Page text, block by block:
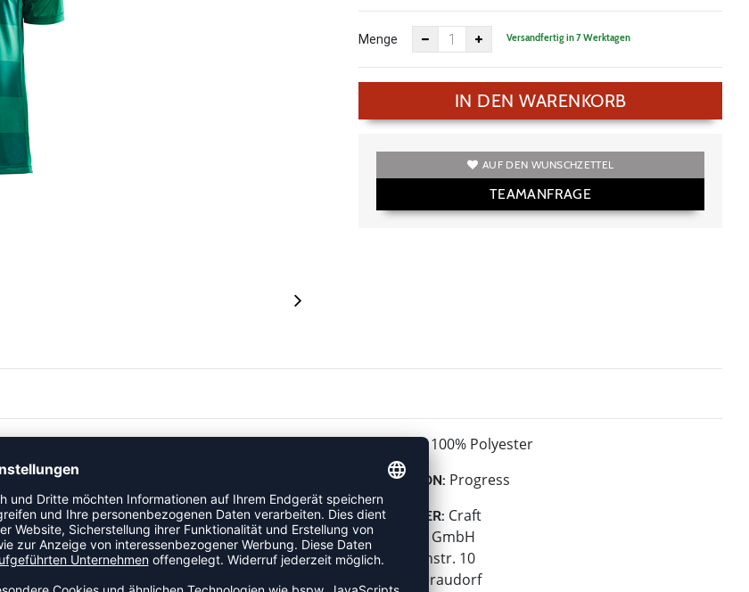
Menge Versandfertig in 7 Werktagen
IN DEN WARENKORB
AUF DEN WUNSCHZETTEL
TEAMANFRAGE
punktet das Progress Graphic Trikot
schnell vom Körper weg und Netzeinsätze
Streifenoptik wertet das Trikot weiter auf.
100% Polyester
KOLLEKTION: Progress
HERSTELLER: Craft
New Wave GmbH
Geigelsteinstr. 10
83080 Oberaudorf